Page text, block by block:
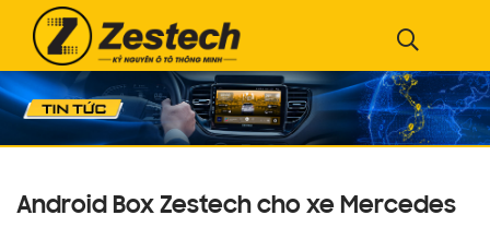
Android Box Zestech cho xe Mercedes